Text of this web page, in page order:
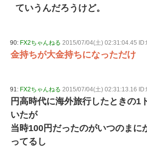
ていうんだろうけど。
90: FX2ちゃんねる 2015/07/04(土) 02:31:04.45
金持ちが大金持ちになっただけ
91: FX2ちゃんねる 2015/07/04(土) 02:31:13.16
円高時代に海外旅行したときの1
いたが
当時100円だったのがいつのまに
ってるし